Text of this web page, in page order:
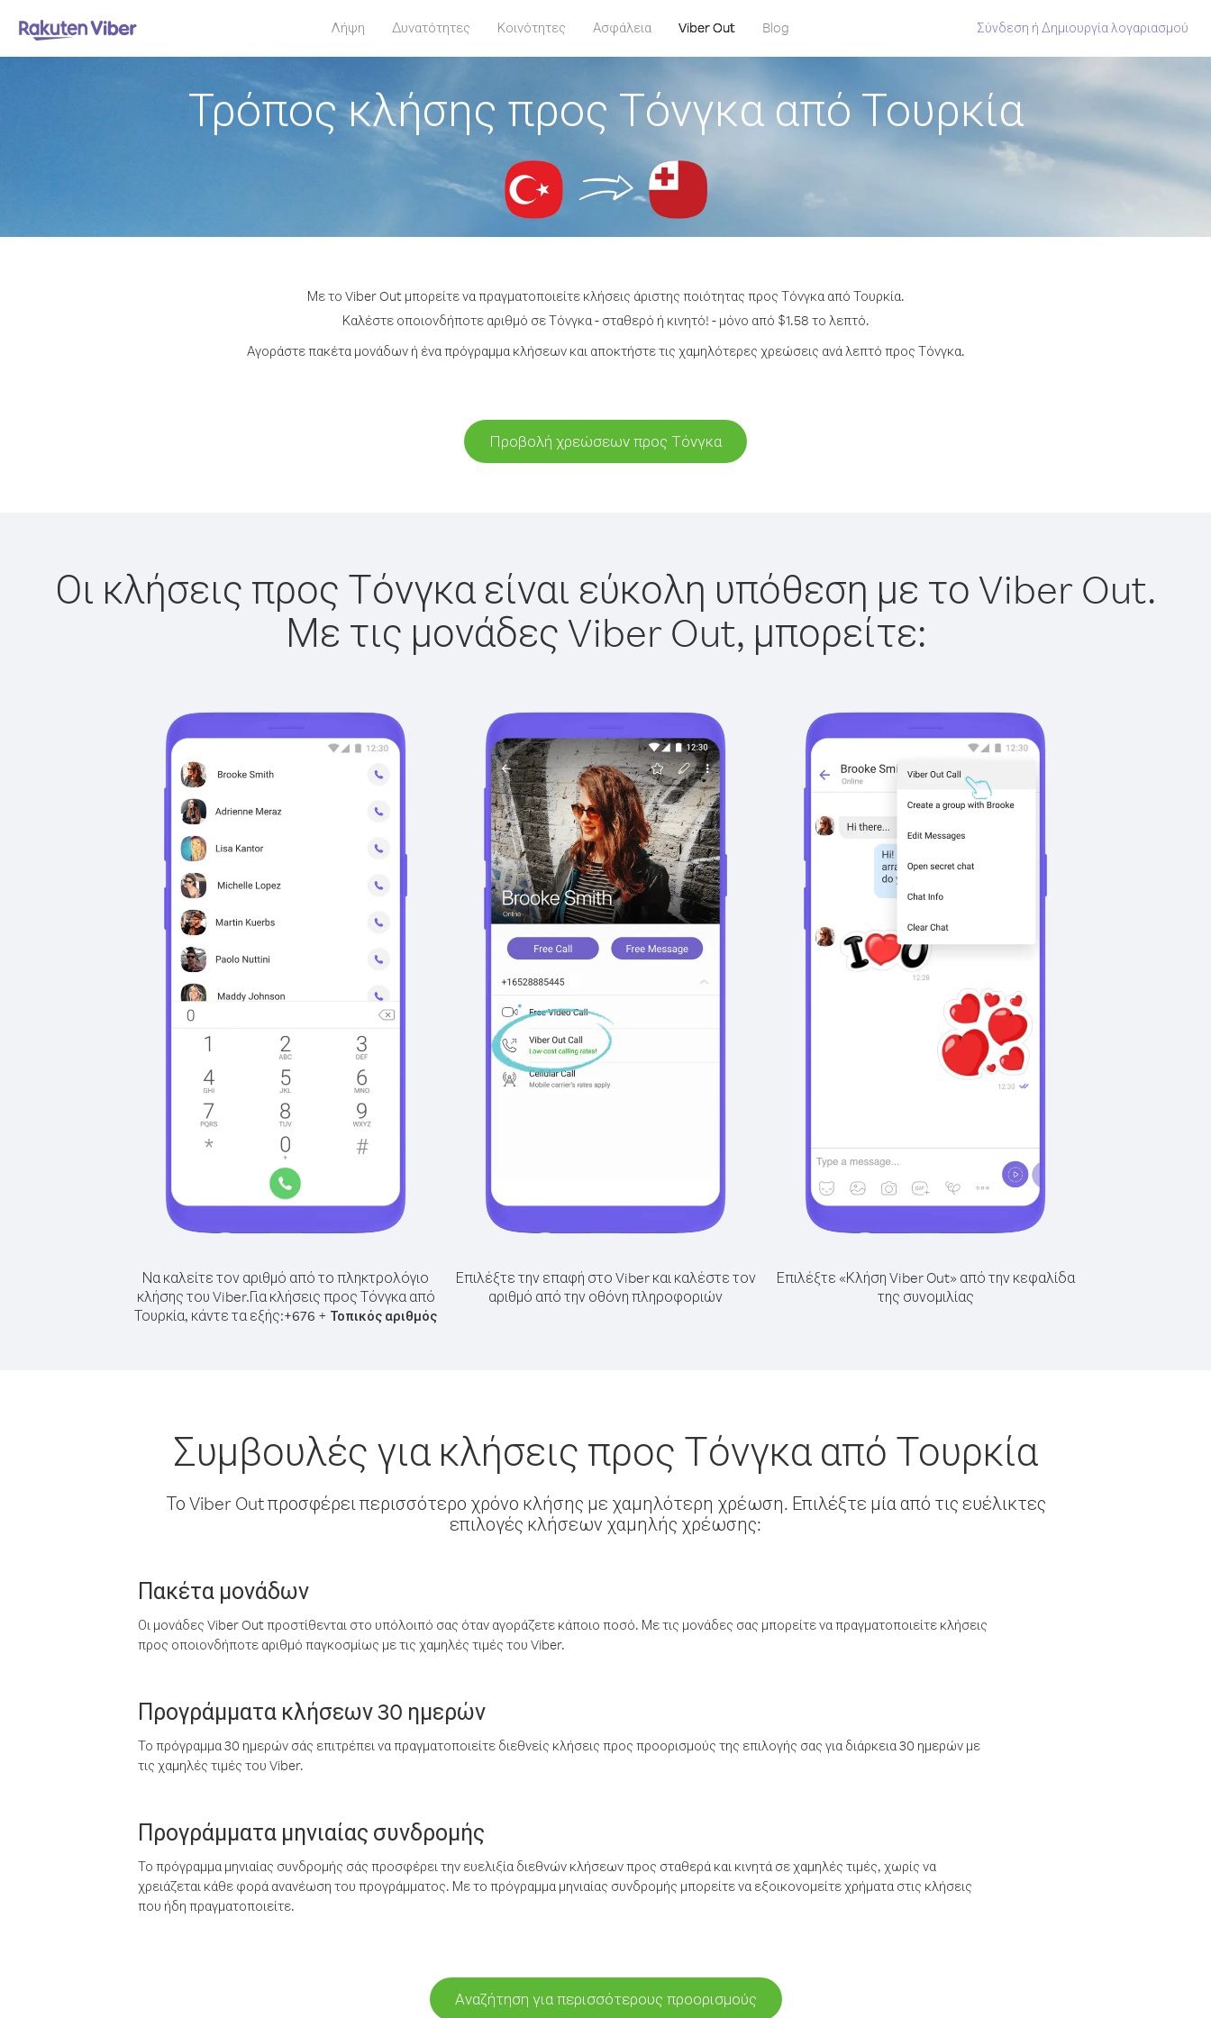
Λήψη Δυνατότητες Κοινότητες Ασφάλεια Viber Out Blog Σύνδεση ή Δημιουργία λογαριασμού
Τρόπος κλήσης προς Τόνγκα από Τουρκία
Με το Viber Out μπορείτε να πραγματοποιείτε κλήσεις άριστης ποιότητας προς Τόνγκα από Τουρκία.
Καλέστε οποιονδήποτε αριθμό σε Τόνγκα - σταθερό ή κινητό! - μόνο από $1.58 το λεπτό.
Αγοράστε πακέτα μονάδων ή ένα πρόγραμμα κλήσεων και αποκτήστε τις χαμηλότερες χρεώσεις ανά λεπτό προς Τόνγκα.
Προβολή χρεώσεων προς Τόνγκα
Οι κλήσεις προς Τόνγκα είναι εύκολη υπόθεση με το Viber Out.
Με τις μονάδες Viber Out, μπορείτε:
Να καλείτε τον αριθμό από το πληκτρολόγιο
κλήσης του Viber.Για κλήσεις προς Τόνγκα από
Τουρκία, κάντε τα εξής:+676 + Τοπικός αριθμός
Επιλέξτε την επαφή στο Viber και καλέστε τον
αριθμό από την οθόνη πληροφοριών
Επιλέξτε «Κλήση Viber Out» από την κεφαλίδα
της συνομιλίας
Συμβουλές για κλήσεις προς Τόνγκα από Τουρκία
Το Viber Out προσφέρει περισσότερο χρόνο κλήσης με χαμηλότερη χρέωση. Επιλέξτε μία από τις ευέλικτες
επιλογές κλήσεων χαμηλής χρέωσης:
Πακέτα μονάδων
Οι μονάδες Viber Out προστίθενται στο υπόλοιπό σας όταν αγοράζετε κάποιο ποσό. Με τις μονάδες σας μπορείτε να πραγματοποιείτε κλήσεις
προς οποιονδήποτε αριθμό παγκοσμίως με τις χαμηλές τιμές του Viber.
Προγράμματα κλήσεων 30 ημερών
Το πρόγραμμα 30 ημερών σάς επιτρέπει να πραγματοποιείτε διεθνείς κλήσεις προς προορισμούς της επιλογής σας για διάρκεια 30 ημερών με
τις χαμηλές τιμές του Viber.
Προγράμματα μηνιαίας συνδρομής
Το πρόγραμμα μηνιαίας συνδρομής σάς προσφέρει την ευελιξία διεθνών κλήσεων προς σταθερά και κινητά σε χαμηλές τιμές, χωρίς να
χρειάζεται κάθε φορά ανανέωση του προγράμματος. Με το πρόγραμμα μηνιαίας συνδρομής μπορείτε να εξοικονομείτε χρήματα στις κλήσεις
που ήδη πραγματοποιείτε.
Αναζήτηση για περισσότερους προορισμούς